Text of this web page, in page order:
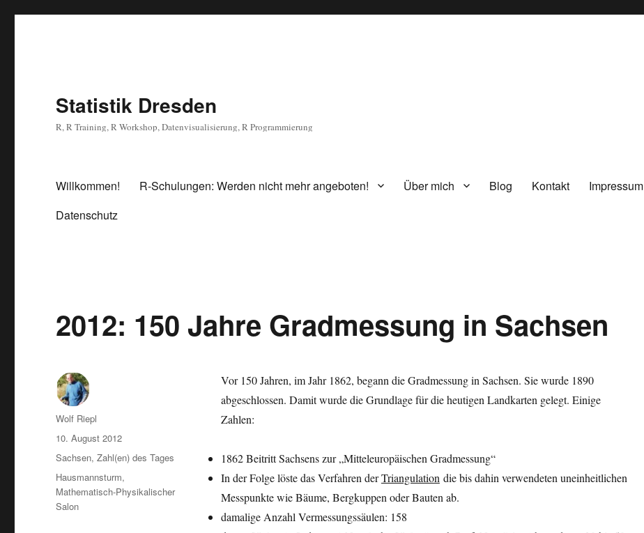
Statistik Dresden
R, R Training, R Workshop, Datenvisualisierung, R Programmierung
Willkommen! R-Schulungen: Werden nicht mehr angeboten! Über mich Blog Kontakt Impressum
Datenschutz
2012: 150 Jahre Gradmessung in Sachsen
Vor 150 Jahren, im Jahr 1862, begann die Gradmessung in Sachsen. Sie wurde 1890
abgeschlossen. Damit wurde die Grundlage für die heutigen Landkarten gelegt. Einige
Zahlen:
1862 Beitritt Sachsens zur „Mitteleuropäischen Gradmessung“
In der Folge löste das Verfahren derTriangulation die bis dahin verwendeten uneinheitlichen
Messpunkte wie Bäume, Bergkuppen oder Bauten ab.
damalige Anzahl Vermessungssäulen: 158
Autor
Wolf Riepl
Veröffentlicht
am
10. August 2012
Kategorien
Sachsen,Zahl(en) des Tages
Schlagwörter
Hausmannsturm,
Mathematisch-Physikalischer
Salon